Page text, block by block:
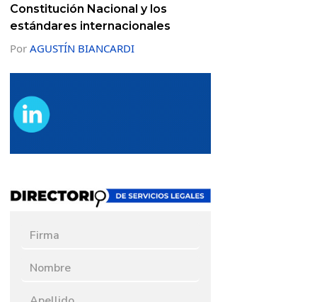
Constitución Nacional y los
estándares internacionales
Por AGUSTÍN BIANCARDI